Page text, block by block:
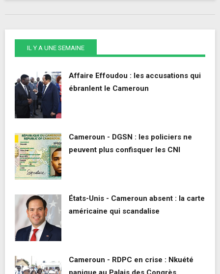
IL Y A UNE SEMAINE
Affaire Effoudou : les accusations qui
ébranlent le Cameroun
Cameroun - DGSN : les policiers ne
peuvent plus confisquer les CNI
États-Unis - Cameroun absent : la carte
américaine qui scandalise
Cameroun - RDPC en crise : Nkuété